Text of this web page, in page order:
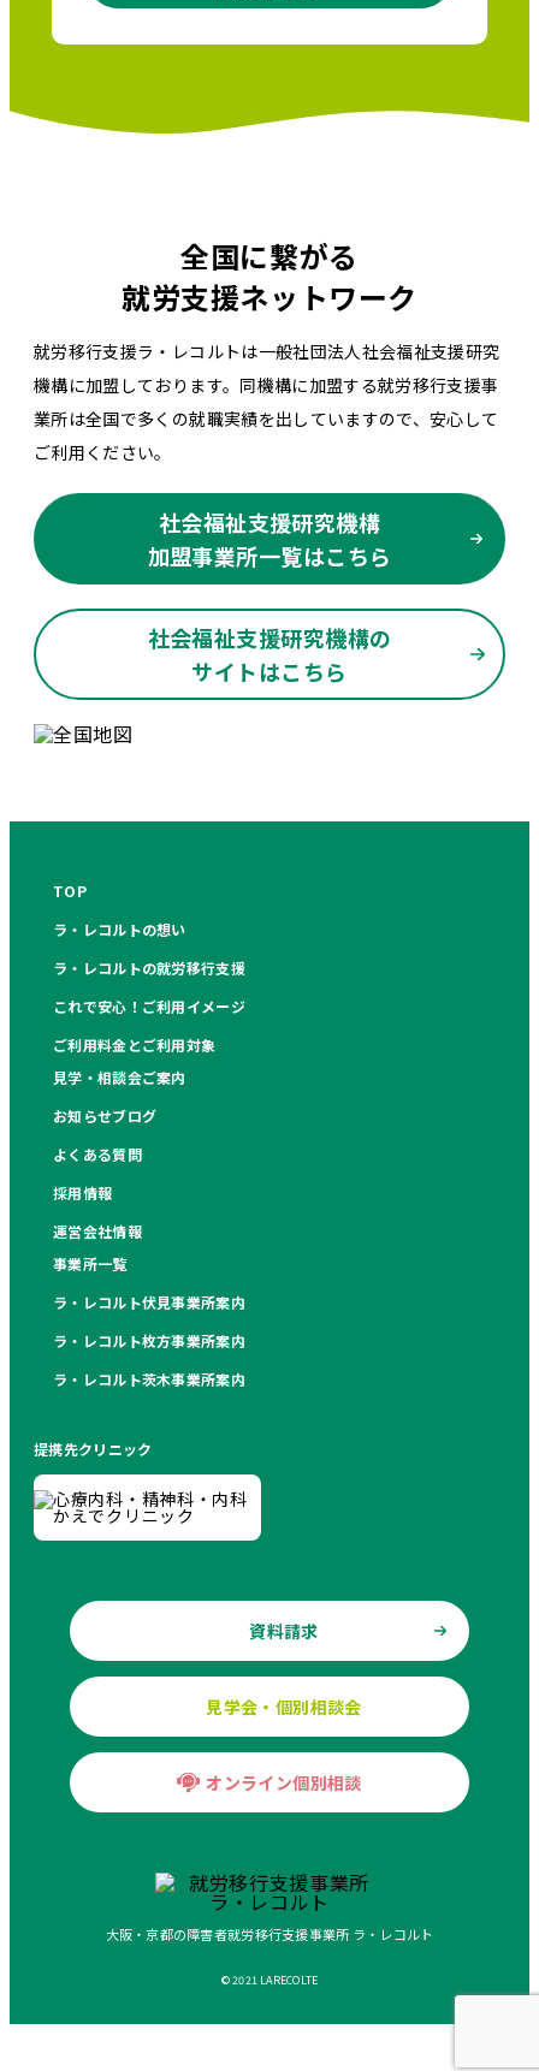
全国に繋がる
就労支援ネットワーク
就労移行支援ラ・レコルトは一般社団法人社会福祉支援研究
機構に加盟しております。同機構に加盟する就労移行支援事
業所は全国で多くの就職実績を出していますので、安心して
ご利用ください。
社会福祉支援研究機構
加盟事業所一覧はこちら
社会福祉支援研究機構の
サイトはこちら
TOP
ラ・レコルトの想い
ラ・レコルトの就労移行支援
これで安心！ご利用イメージ
ご利用料金とご利用対象
見学・相談会ご案内
お知らせブログ
よくある質問
採用情報
運営会社情報
事業所一覧
ラ・レコルト伏見事業所案内
ラ・レコルト枚方事業所案内
ラ・レコルト茨木事業所案内
提携先クリニック
資料請求
見学会・個別相談会
オンライン個別相談
大阪・京都の障害者就労移行支援事業所 ラ・レコルト
© 2021 LARECOLTE